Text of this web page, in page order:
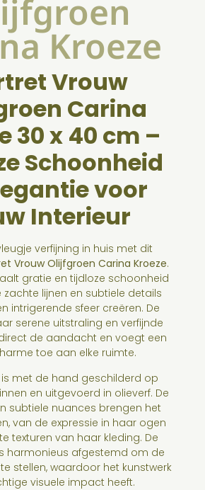
Kroeze
Vrouw
Carina
30 x 40 cm –
Schoonheid
voor
Interieur
verfijning in huis met dit
Vrouw Olijfgroen Carina Kroeze.
gratie en tijdloze schoonheid
zachte lijnen en subtiele details
intrigerende sfeer creëren. De
serene uitstraling en verfijnde
de aandacht en voegt een
toe aan elke ruimte.
is met de hand geschilderd op
en uitgevoerd in olieverf. De
subtiele nuances brengen het
van de expressie in haar ogen
texturen van haar kleding. De
harmonieus afgestemd om de
stellen, waardoor het kunstwerk
visuele impact heeft.